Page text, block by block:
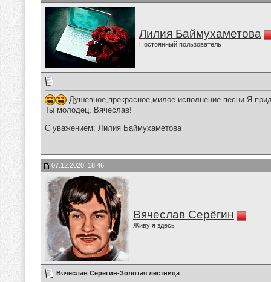
Лилия Баймухаметова
Постоянный пользователь
Душевное,прекрасное,милое исполнение песни Я
Ты молодец, Вячеслав!
С уважением: Лилия Баймухаметова
07.12.2020, 18:46
Вячеслав Серёгин
Живу я здесь
Вячеслав Серёгин-Золотая лестница